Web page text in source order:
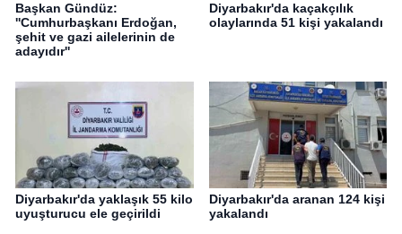
Başkan Gündüz:
''Cumhurbaşkanı Erdoğan,
şehit ve gazi ailelerinin de
adayıdır''
Diyarbakır'da kaçakçılık
olaylarında 51 kişi yakalandı
Diyarbakır'da yaklaşık 55 kilo
uyuşturucu ele geçirildi
Diyarbakır'da aranan 124 kişi
yakalandı